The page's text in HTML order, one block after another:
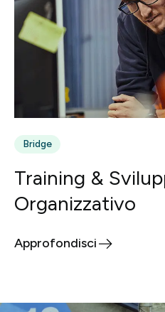
Bridge
Training &
Organizzativo
Approfondisci